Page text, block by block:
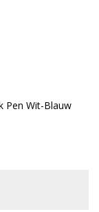
Pen Wit-Blauw